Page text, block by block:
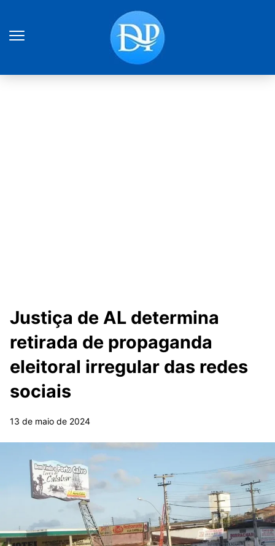
Justiça de AL determina
retirada de propaganda
eleitoral irregular das redes
sociais
13 de maio de 2024